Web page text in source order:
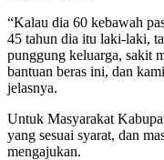
“Kalau dia 60 kebawah
45 tahun dia itu laki-laki,
punggung keluarga, sakit
bantuan beras ini, dan
jelasnya.
Untuk Masyarakat
yang sesuai syarat, dan
mengajukan.